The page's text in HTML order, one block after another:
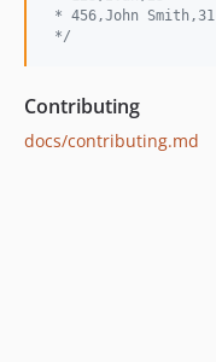
* 456,John Smith,31
*/
Contributing
docs/contributing.md